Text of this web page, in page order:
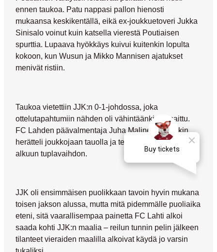
ennen taukoa. Patu nappasi pallon hienosti
mukaansa keskikentällä, eikä ex-joukkuetoveri Jukka
Sinisalo voinut kuin katsella vierestä Poutiaisen
spurttia. Lupaava hyökkäys kuivui kuitenkin lopulta
kokoon, kun Wusun ja Mikko Mannisen ajatukset
menivät ristiin.
Taukoa vietettiin JJK:n 0-1-johdossa, joka
ottelutapahtumiin nähden oli vähintäänkin ansaittu.
FC Lahden päävalmentaja Juha Malinen
kuitenkin
herätteli joukkojaan tauolla ja teki toisen puoliajan
alkuun tuplavaihdon.
JJK oli ensimmäisen puolikkaan tavoin hyvin mukana
toisen jakson alussa, mutta mitä pidemmälle puoliaika
eteni, sitä vaarallisempaa painetta FC Lahti alkoi
saada kohti JJK:n maalia – reilun tunnin pelin jälkeen
tilanteet vieraiden maalilla alkoivat käydä jo varsin